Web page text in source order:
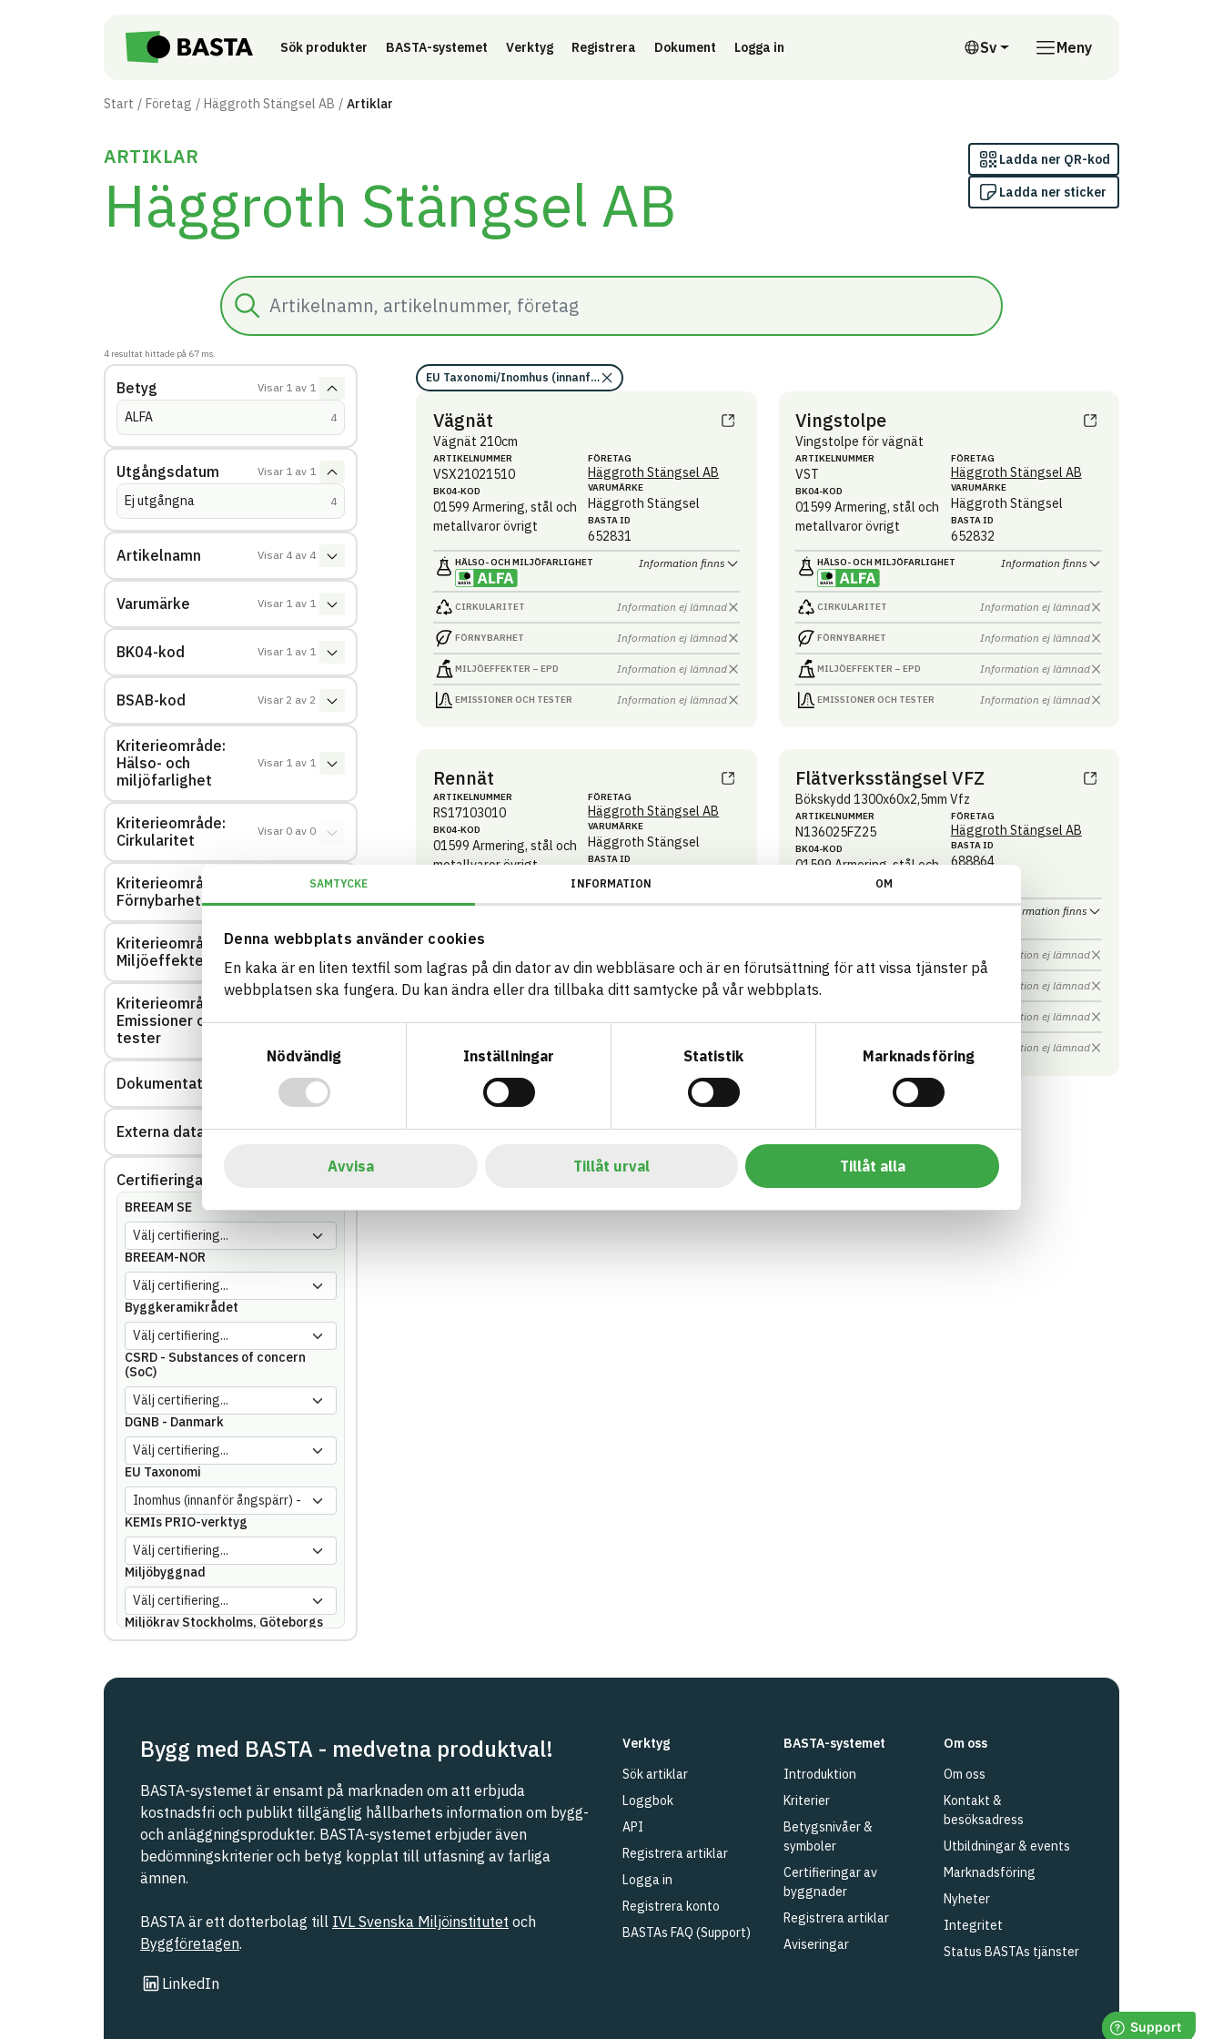
SAMTYCKE INFORMATION OM
Denna webbplats använder cookies
En kaka är en liten textfil som lagras på din dator av din webbläsare och är en förutsättning för att vissa tjänster på
webbplatsen ska fungera. Du kan ändra eller dra tillbaka ditt samtycke på vår webbplats.
Nödvändig
Inställningar Statistik Marknadsföring
Avvisa Tillåt urval Tillåt alla
Sök produkter BASTA-systemet Verktyg Registrera Dokument Logga in Sv
Svenska
Meny
Start Företag Häggroth Stängsel AB Artiklar
ARTIKLAR
Häggroth Stängsel AB
Ladda ner QR-kod
Ladda ner sticker
Sök
4 resultat hittade på 67 ms.
Betyg Visar 1 av 1
ALFA (4
Utgångsdatum Visar 1 av 1
Ej utgångna (4
Artikelnamn Visar 4 av 4
Varumärke Visar 1 av 1
BK04-kod Visar 1 av 1
BSAB-kod Visar 2 av 2
Kriterieområde:
Hälso- och
miljöfarlighet
Visar 1 av 1
Kriterieområde:
Cirkularitet
Visar 0 av 0
Kriterieområde:
Förnybarhet
0
Kriterieområde:
Miljöeffekter – EPD
0
Kriterieområde:
Emissioner och
tester
Visar 0 av 0
Dokumentation Visar 0 av 0
Externa datakällor Visar 0 av 0
Certifieringar
BREEAM SE
BREEAM-NOR
Byggkeramikrådet
CSRD - Substances of concern
(SoC)
DGNB - Danmark
EU Taxonomi
KEMIs PRIO-verktyg
Miljöbyggnad
Miljökrav Stockholms, Göteborgs
eller Malmö stad
Svenska Kraftnät
Trafikverket
Upphandlingsmyndigheten
EU Taxonomi/Inomhus (innanför ångspärr)
Vägnät
Vägnät 210cm
ARTIKEL­NUMMER
VSX21021510
BK04-KOD
01599 Armering, stål och
metallvaror övrigt
FÖRETAG
Häggroth Stängsel AB
VARUMÄRKE
Häggroth Stängsel
BASTA ID
652831
HÄLSO- OCH MILJÖ­FARLIGHET Information finns
CIRKULARITET Information ej lämnad
FÖRNYBARHET Information ej lämnad
MILJÖEFFEKTER – EPD Information ej lämnad
EMISSIONER OCH TESTER Information ej lämnad
Vingstolpe
Vingstolpe för vägnät
ARTIKEL­NUMMER
VST
BK04-KOD
01599 Armering, stål och
metallvaror övrigt
FÖRETAG
Häggroth Stängsel AB
VARUMÄRKE
Häggroth Stängsel
BASTA ID
652832
HÄLSO- OCH MILJÖ­FARLIGHET Information finns
CIRKULARITET Information ej lämnad
FÖRNYBARHET Information ej lämnad
MILJÖEFFEKTER – EPD Information ej lämnad
EMISSIONER OCH TESTER Information ej lämnad
Rennät
ARTIKEL­NUMMER
RS17103010
BK04-KOD
01599 Armering, stål och
metallvaror övrigt
FÖRETAG
Häggroth Stängsel AB
VARUMÄRKE
Häggroth Stängsel
BASTA ID
HÄLSO- OCH MILJÖ­FARLIGHET Information finns
CIRKULARITET
FÖRNYBARHET Information ej lämnad
Flätverksstängsel VFZ
Bökskydd 1300x60x2,5mm Vfz
ARTIKEL­NUMMER
N136025FZ25
BK04-KOD
01599Armering, stål och
metallvaror övrigt
FÖRETAG
Häggroth Stängsel AB
BASTA ID
688864
Information finns
Information ej lämnad
FÖRNYBARHET Information ej lämnad
Information ej lämnad
EMISSIONER OCH TESTER Information ej lämnad
Bygg med BASTA - medvetna produktval!
BASTA-systemet är ensamt på marknaden om att erbjuda
kostnadsfri och publikt tillgänglig hållbarhets information om bygg-
och anläggningsprodukter. BASTA-systemet erbjuder även
bedömningskriterier och betyg kopplat till utfasning av farliga
ämnen.
BASTA är ett dotterbolag till IVL Svenska Miljöinstitutet och
Byggföretagen.
LinkedIn
Länk till annan webbplats
Verktyg
Sök artiklar
Loggbok
API
Registrera artiklar
Logga in
Registrera konto
BASTAs FAQ (Support)
BASTA-systemet
Introduktion
Kriterier
Betygsnivåer &
symboler
Certifieringar av
byggnader
Registrera artiklar
Aviseringar
Om oss
Om oss
Kontakt &
besöksadress
Utbildningar & events
Marknadsföring
Nyheter
Integritet
Status BASTAs tjänster